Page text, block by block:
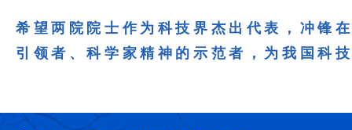
希望两院院士作为科技界杰出代表，冲锋
引领者、科学家精神的示范者，为我国科